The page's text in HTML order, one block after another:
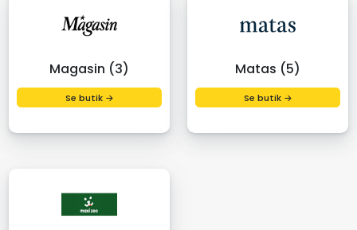
Magasin (3)
Se butik →
Matas (5)
Se butik →